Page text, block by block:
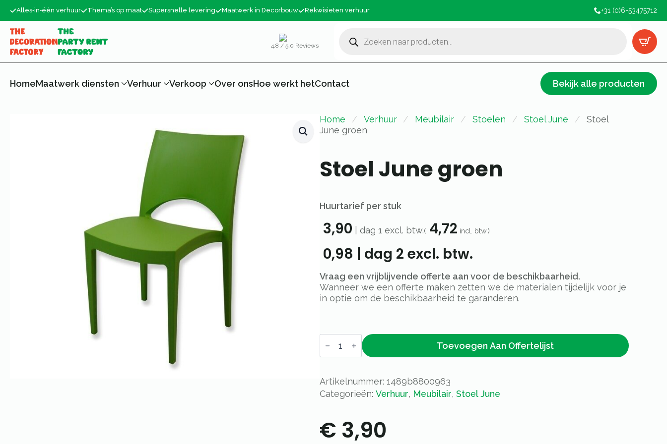
Alles‑in‑één verhuur Thema’s op maat Supersnelle levering Maatwerk in Decorbouw Rekwisieten verhuur +31 (0)6-53475712
4,8 / 5.0 Reviews
zoeken
HomeMaatwerk diensten Verhuur Verkoop Over onsHoe werkt hetContact Bekijk alle producten
Home Verhuur Meubilair Stoelen Stoel June
Stoel
June groen
Stoel June groen
Huurtarief per stuk
3,90 dag 1 excl. btw.(4,72 incl. btw.)
0,98 dag 2 excl. btw.
Vraag een vrijblijvende offerte aan voor de beschikbaarheid.
Wanneer we een offerte maken zetten we de materialen tijdelijk voor je
in optie om de beschikbaarheid te garanderen.
Stoel
June
groen
Toevoegen Aan Offertelijst
Artikelnummer: 1489b8800963
Categorieën: Verhuur, Meubilair, Stoel June
€ 3,90